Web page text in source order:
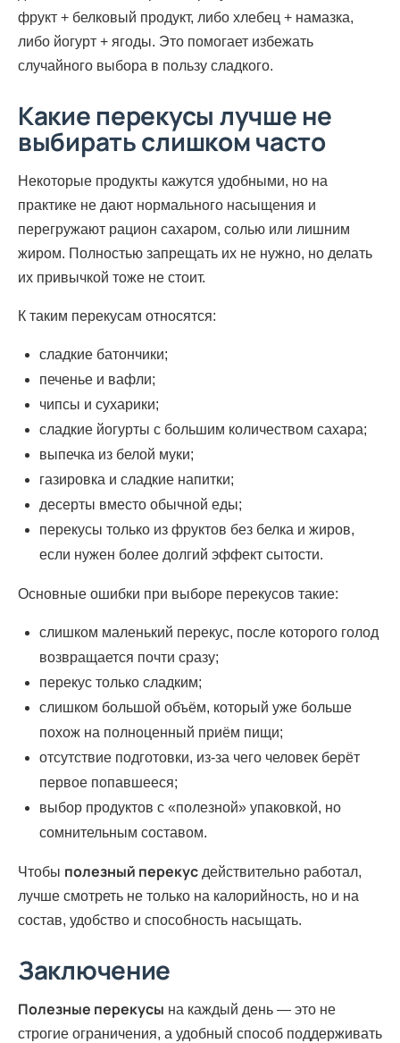
фрукт + белковый продукт, либо хлебец + намазка,
либо йогурт + ягоды. Это помогает избежать
случайного выбора в пользу сладкого.
Какие перекусы лучше не
выбирать слишком часто
Некоторые продукты кажутся удобными, но на
практике не дают нормального насыщения и
перегружают рацион сахаром, солью или лишним
жиром. Полностью запрещать их не нужно, но делать
их привычкой тоже не стоит.
К таким перекусам относятся:
сладкие батончики;
печенье и вафли;
чипсы и сухарики;
сладкие йогурты с большим количеством сахара;
выпечка из белой муки;
газировка и сладкие напитки;
десерты вместо обычной еды;
перекусы только из фруктов без белка и жиров,
если нужен более долгий эффект сытости.
Основные ошибки при выборе перекусов такие:
слишком маленький перекус, после которого голод
возвращается почти сразу;
перекус только сладким;
слишком большой объём, который уже больше
похож на полноценный приём пищи;
отсутствие подготовки, из-за чего человек берёт
первое попавшееся;
выбор продуктов с «полезной» упаковкой, но
сомнительным составом.
Чтобы полезный перекус действительно работал,
лучше смотреть не только на калорийность, но и на
состав, удобство и способность насыщать.
Заключение
Полезные перекусы на каждый день — это не
строгие ограничения, а удобный способ поддерживать